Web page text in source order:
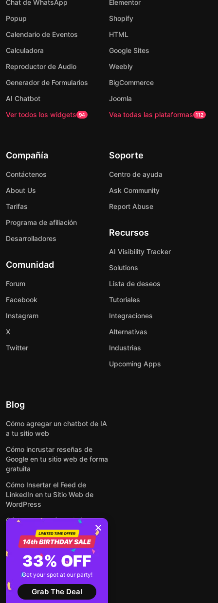
Chat de WhatsApp
Popup
Calendario de Eventos
Calculadora
Reproductor de Audio
Generador de Formularios
AI Chatbot
Ver todos los widgets 94
Elementor
Shopify
HTML
Google Sites
Weebly
BigCommerce
Joomla
Vea todas las plataformas 112
Compañía
Contáctenos
About Us
Tarifas
Programa de afiliación
Desarrolladores
Comunidad
Forum
Facebook
Instagram
X
Twitter
Soporte
Centro de ayuda
Ask Community
Report Abuse
Recursos
AI Visibility Tracker
Solutions
Lista de deseos
Tutoriales
Integraciones
Alternativas
Industrias
Upcoming Apps
Blog
Cómo agregar un chatbot de IA
a tu sitio web
Cómo incrustar reseñas de
Google en tu sitio web de forma
gratuita
Cómo Insertar el Feed de
LinkedIn en tu Sitio Web de
WordPress
Cómo crear un formulario para
WordPress: de manera simple y
rápida
Cómo incrustar formularios en
cualquier sitio web en línea y
gratis
Ver todas las entradas
33% OFF
Get your spot at our party!
Grab The Deal